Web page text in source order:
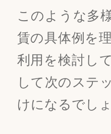
このような多
賃の具体例を
利用を検討し
して次のステ
けになるでしょ